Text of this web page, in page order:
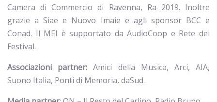
Camera di Commercio di Ravenna, Ra 2019. Inoltre
grazie a Siae e Nuovo Imaie e agli sponsor BCC e
Conad. Il MEI è supportato da AudioCoop e Rete dei
Festival.
Associazioni partner: Amici della Musica, Arci, AIA,
Suono Italia, Ponti di Memoria, daSud.